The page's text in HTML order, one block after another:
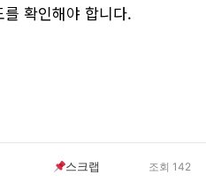
확인해야 합니다.
스크랩 조회 142